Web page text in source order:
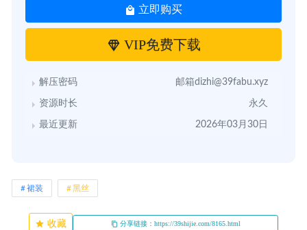
立即购买
VIP免费下载
解压密码 邮箱dizhi@39fabu.xyz
资源时长 永久
最近更新 2026年03月30日
裙装 黑丝
收藏 分享链接：https://39shijie.com/8165.html